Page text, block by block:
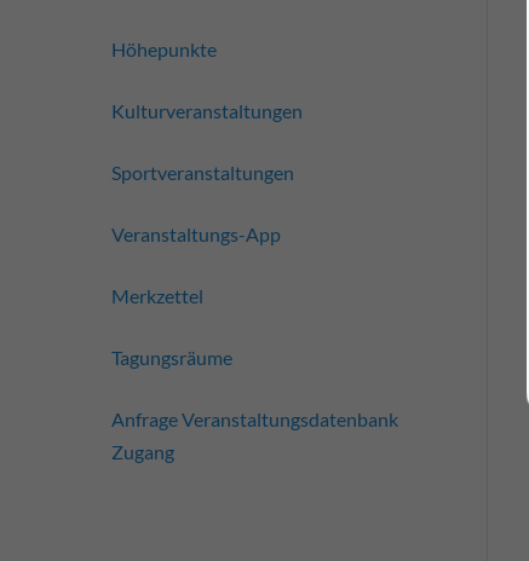
Höhepunkte
Kulturveranstaltungen
Sportveranstaltungen
Veranstaltungs-App
Merkzettel
Tagungsräume
Anfrage Veranstaltungsdatenbank
Zugang